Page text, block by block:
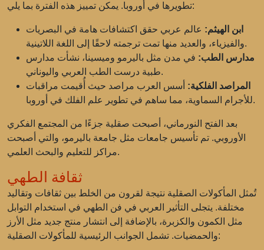
تطويرها في أوروبا. يمكن تمييز هذه الفترة بما يلي:
ابن الهيثم: عالم عربي حقق اكتشافات هامة في البصريات
والفيزياء، والعديد منها تمت ترجمته لاحقًا إلى اللغة اللاتينية.
مدارس الطب: في مدن مثل باليرمو وميسينا، نشأت مدارس
طبية درست الطب العربي واليوناني.
المراصد الفلكية: أسس العرب مراصد حيث أُقيمت مراقبات
للأجرام السماوية، مما ساهم في تطوير علم الفلك في أوروبا.
بعد الفتح النورماني، أصبحت صقلية جزءًا من المجتمع الفكري
الأوروبي. تم تأسيس جامعات مثل جامعة باليرمو، والتي أصبحت
مراكز للتعليم والبحث العلمي.
ثقافة الطهي
تُمثل المأكولات الصقلية نتيجة لقرون من الخلط بين ثقافات وتقاليد
مختلفة. يتجلى التأثير العربي في فن الطهي في استخدام التوابل
مثل الكمون والكزبرة، بالإضافة إلى انتشار منتج جديد مثل الأرز
والحمضيات. تشمل الجوانب الرئيسية للمأكولات الصقلية: